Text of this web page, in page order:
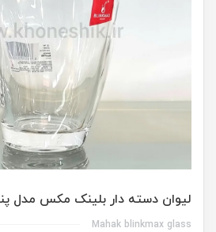
لیوان دسته دار بلینک مکس مدل
Mahak blinkmax glass